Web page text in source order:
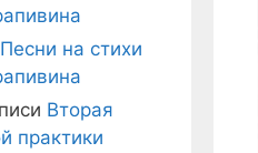
Песни на стихи
Вторая
практики